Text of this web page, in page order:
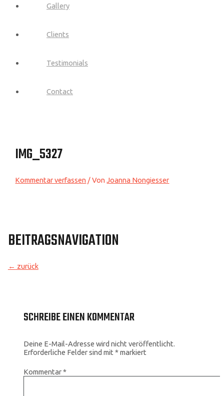
Gallery
Clients
Testimonials
Contact
IMG_5327
Kommentar verfassen / VonJoanna Nongiesser
BEITRAGSNAVIGATION
← zurück
SCHREIBE EINEN KOMMENTAR
Deine E-Mail-Adresse wird nicht veröffentlicht.
Erforderliche Felder sind mit*markiert
Kommentar*